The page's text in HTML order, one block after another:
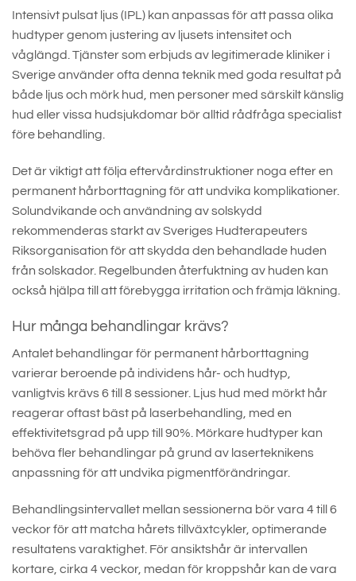
Intensivt pulsat ljus (IPL) kan anpassas för att passa olika
hudtyper genom justering av ljusets intensitet och
våglängd. Tjänster som erbjuds av legitimerade kliniker i
Sverige använder ofta denna teknik med goda resultat på
både ljus och mörk hud, men personer med särskilt känslig
hud eller vissa hudsjukdomar bör alltid rådfråga specialist
före behandling.
Det är viktigt att följa eftervårdinstruktioner noga efter en
permanent hårborttagning för att undvika komplikationer.
Solundvikande och användning av solskydd
rekommenderas starkt av Sveriges Hudterapeuters
Riksorganisation för att skydda den behandlade huden
från solskador. Regelbunden återfuktning av huden kan
också hjälpa till att förebygga irritation och främja läkning.
Hur många behandlingar krävs?
Antalet behandlingar för permanent hårborttagning
varierar beroende på individens hår- och hudtyp,
vanligtvis krävs 6 till 8 sessioner. Ljus hud med mörkt hår
reagerar oftast bäst på laserbehandling, med en
effektivitetsgrad på upp till 90%. Mörkare hudtyper kan
behöva fler behandlingar på grund av laserteknikens
anpassning för att undvika pigmentförändringar.
Behandlingsintervallet mellan sessionerna bör vara 4 till 6
veckor för att matcha hårets tillväxtcykler, optimerande
resultatens varaktighet. För ansiktshår är intervallen
kortare, cirka 4 veckor, medan för kroppshår kan de vara